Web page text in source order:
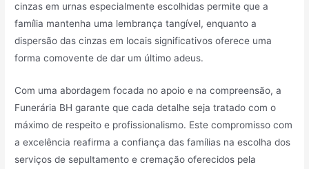
cinzas em urnas especialmente escolhidas permite que a
família mantenha uma lembrança tangível, enquanto a
dispersão das cinzas em locais significativos oferece uma
forma comovente de dar um último adeus.
Com uma abordagem focada no apoio e na compreensão, a
Funerária BH garante que cada detalhe seja tratado com o
máximo de respeito e profissionalismo. Este compromisso com
a excelência reafirma a confiança das famílias na escolha dos
serviços de sepultamento e cremação oferecidos pela